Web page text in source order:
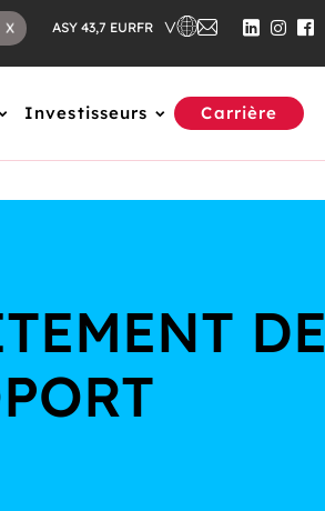
X ASY 43,7 EURFR
Investisseurs Carrière
DE